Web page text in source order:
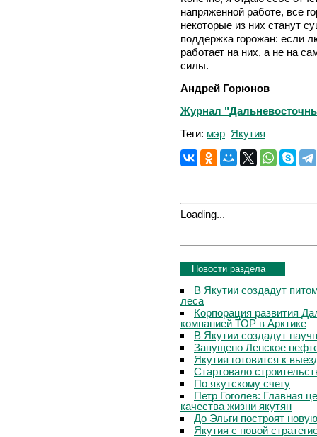
напряженной работе, все
некоторые из них станут
поддержка горожан: если
работает на них, а не на
силы.
Андрей Горюнов
Журнал
Теги: мэр Якутия
Loading...
Новости раздела
В Якутии создадут
леса
Корпорация развития
компанией ТОР в Арктике
В Якутии создадут
Запущено Ленское
Якутия готовится к
Стартовало
По якутскому счету
Петр Гоголев: Главная
качества жизни якутян
До Эльги построят
Якутия с новой